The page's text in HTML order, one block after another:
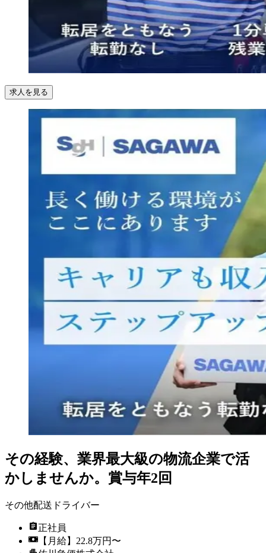
求人を見る
その経験、業界最大級の物流企業で活
かしませんか。賞与年2回
その他配送ドライバー
正社員
【月給】22.8万円〜